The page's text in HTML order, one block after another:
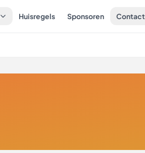
Huisregels Sponsoren Contact